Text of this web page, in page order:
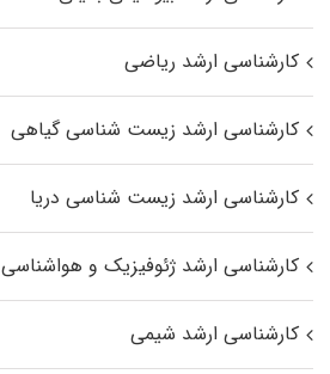
کارشناسی ارشد ریاضی
کارشناسی ارشد زیست‌ شناسی گیاهی
کارشناسی ارشد زیست‌ شناسی دریا
کارشناسی ارشد ژئوفیزیک و هواشناسی
کارشناسی ارشد شیمی